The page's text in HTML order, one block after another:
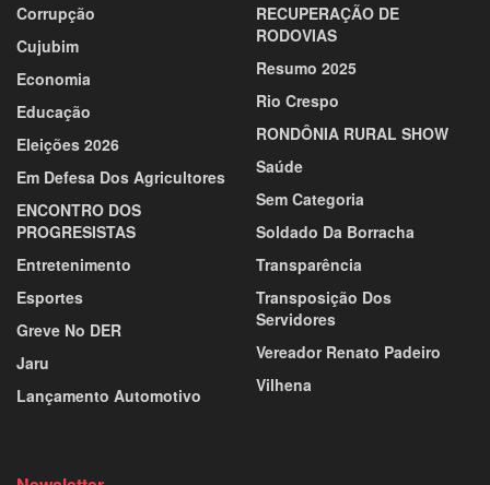
Corrupção
Cujubim
Economia
Educação
Eleições 2026
Em Defesa Dos Agricultores
ENCONTRO DOS
PROGRESISTAS
Entretenimento
Esportes
Greve No DER
Jaru
Lançamento Automotivo
RECUPERAÇÃO DE
RODOVIAS
Resumo 2025
Rio Crespo
RONDÔNIA RURAL SHOW
Saúde
Sem Categoria
Soldado Da Borracha
Transparência
Transposição Dos
Servidores
Vereador Renato Padeiro
Vilhena